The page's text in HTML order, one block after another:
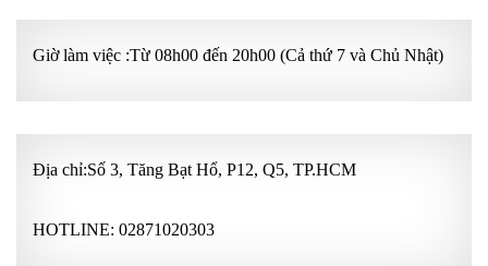
Giờ làm việc :Từ 08h00 đến 20h00 (Cả thứ 7 và Chủ Nhật)
Địa chỉ:Số 3, Tăng Bạt Hổ, P12, Q5, TP.HCM
HOTLINE: 02871020303